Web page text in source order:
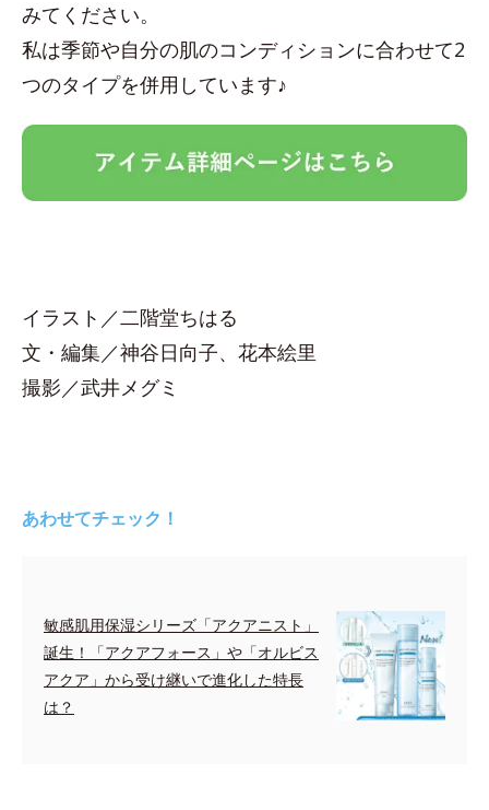
みてください。
私は季節や自分の肌のコンディションに合わせて2
つのタイプを併用しています♪
イラスト／二階堂ちはる
文・編集／神谷日向子、花本絵里
撮影／武井メグミ
あわせてチェック！
敏感肌用保湿シリーズ「アクアニスト」
誕生！「アクアフォース」や「オルビス
アクア」から受け継いで進化した特長
は？